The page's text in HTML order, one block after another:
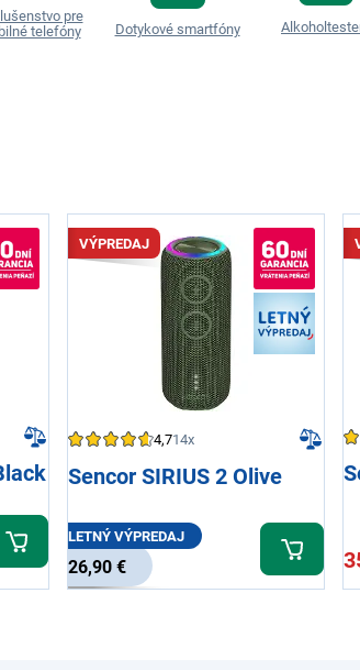
pre
telefóny
Dotykové smartfóny
VÝPREDAJ
4,714x
Sencor SIRIUS 2 Olive
LETNÝ VÝPREDAJ
26,90 €